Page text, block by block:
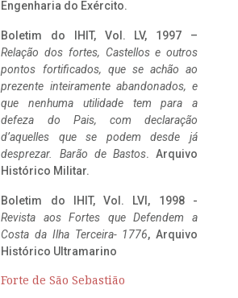
Engenharia do Exército.
Boletim do IHIT, Vol. LV, 1997 –
Relação dos fortes, Castellos e outros
pontos fortificados, que se achão ao
prezente inteiramente abandonados, e
que nenhuma utilidade tem para a
defeza do Pais, com declaração
d’aquelles que se podem desde já
desprezar. Barão de Bastos. Arquivo
Histórico Militar.
Boletim do IHIT, Vol. LVI, 1998 -
Revista aos Fortes que Defendem a
Costa da Ilha Terceira- 1776, Arquivo
Histórico Ultramarino
Forte de São Sebastião